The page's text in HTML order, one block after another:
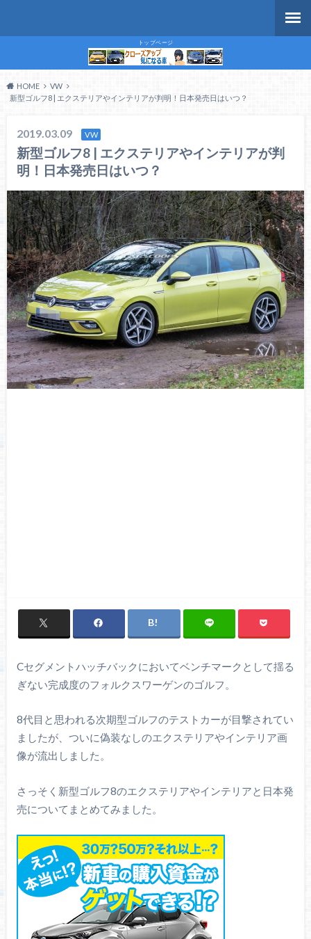
トップページ
HOME
VW
新型ゴルフ8 | エクステリアやインテリアが判明！日本発売日はいつ？
2019.03.09 VW
新型ゴルフ8 | エクステリアやインテリアが判
明！日本発売日はいつ？
Cセグメントハッチバックにおいてベンチマークとして揺る
ぎない完成度のフォルクスワーゲンのゴルフ。
8代目と思われる次期型ゴルフのテストカーが目撃されてい
ましたが、ついに偽装なしのエクステリアやインテリア画
像が流出しました。
さっそく新型ゴルフ8のエクステリアやインテリアと日本発
売についてまとめてみました。